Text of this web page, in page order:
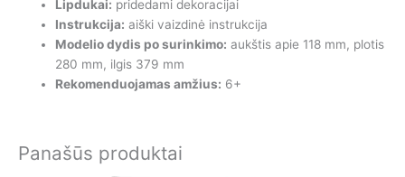
Lipdukai: pridedami dekoracijai
Instrukcija: aiški vaizdinė instrukcija
Modelio dydis po surinkimo: aukštis apie 118 mm, plotis
280 mm, ilgis 379 mm
Rekomenduojamas amžius: 6+
Panašūs produktai